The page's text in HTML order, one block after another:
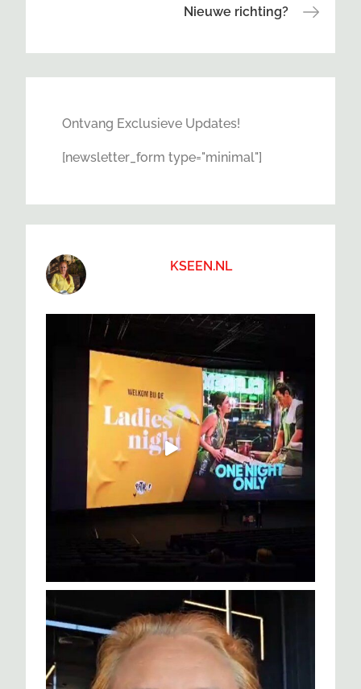
Nieuwe richting?
Ontvang Exclusieve Updates!
[newsletter_form type="minimal"]
KSEEN.NL